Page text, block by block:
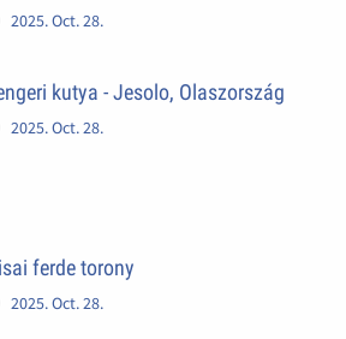
2025. Oct. 28.
kutya - Jesolo, Olaszország
2025. Oct. 28.
ferde torony
2025. Oct. 28.